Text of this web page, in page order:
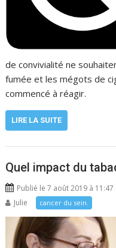
de convivialité ne
fumée et les mégots de
commencé à réagir.
LIRE LA SUITE
Quel impact du
Publié le 7 août 2019 à 11:47
Julie
cancer du sein.